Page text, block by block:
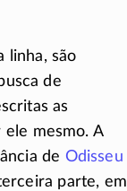
linha, são
de
as
ele mesmo. A
de Odisseu
parte, em